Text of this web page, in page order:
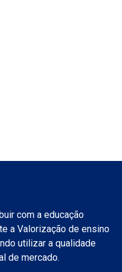
com a educação
a Valorização de ensino
utilizar a qualidade
de mercado.